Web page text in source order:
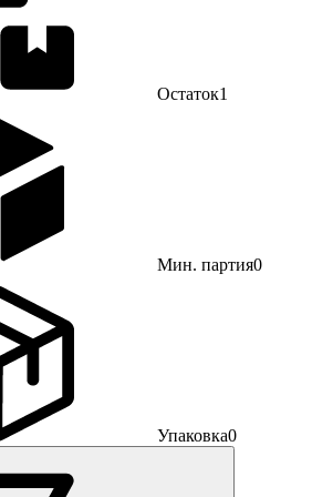
Остаток1
Мин. партия0
Упаковка0